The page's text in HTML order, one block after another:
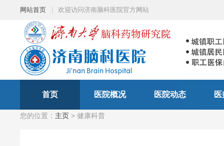
网站首页 欢迎访问济南脑科医院官方网站
首页 医院概况 医院动态
您的位置： 主页 > 健康科普